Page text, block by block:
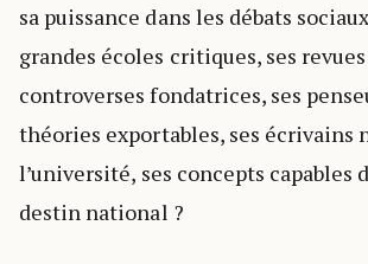
sa puissance dans les débats
grandes écoles critiques, ses
controverses fondatrices, ses
théories exportables, ses écrivains
l’université, ses concepts capables
destin national ?